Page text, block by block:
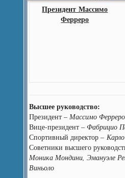
Президент Массимо
Ферреро
Высшее руководство:
Президент –Массимо Ферреро
Вице-президент – Фабрицио
Спортивный директор –
Советники высшего
Моника Мондини, Эмануэле
Виньоло